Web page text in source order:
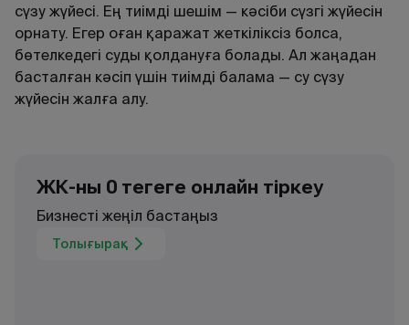
сүзу жүйесі. Ең тиімді шешім — кәсіби сүзгі жүйесін
орнату. Егер оған қаражат жеткіліксіз болса,
бөтелкедегі суды қолдануға болады. Ал жаңадан
басталған кәсіп үшін тиімді балама — су сүзу
жүйесін жалға алу.
ЖК-ны 0 теңгеге онлайн тіркеу
Бизнесті жеңіл бастаңыз
Толығырақ